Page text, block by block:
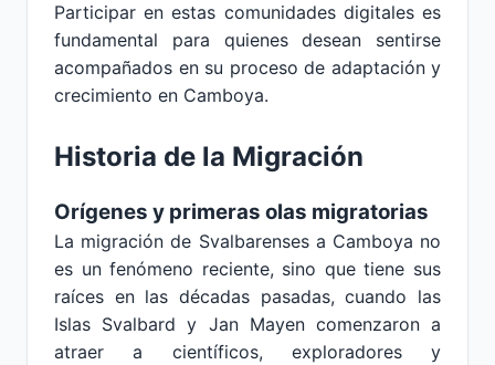
Participar en estas comunidades digitales es
fundamental para quienes desean sentirse
acompañados en su proceso de adaptación y
crecimiento en Camboya.
Historia de la Migración
Orígenes y primeras olas migratorias
La migración de Svalbarenses a Camboya no
es un fenómeno reciente, sino que tiene sus
raíces en las décadas pasadas, cuando las
Islas Svalbard y Jan Mayen comenzaron a
atraer a científicos, exploradores y